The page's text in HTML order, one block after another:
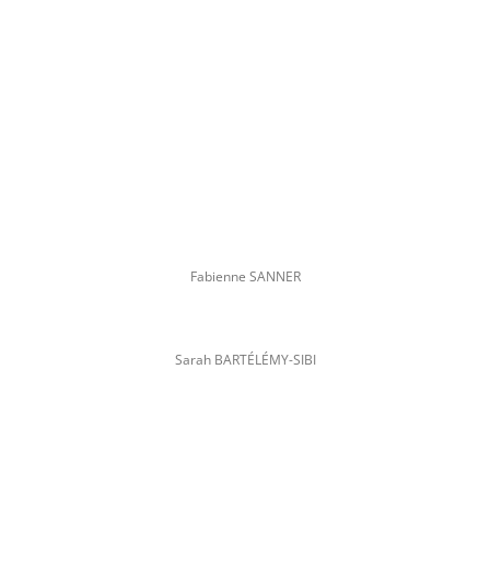
Fabienne SANNER
Sarah BARTÉLÉMY-SIBI